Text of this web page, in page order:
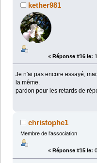
kether981
« Réponse #16 le:
Je n'ai pas encore essayé,
la même.
pardon pour les retards de
christophe1
Membre de l'association
« Réponse #15 le: